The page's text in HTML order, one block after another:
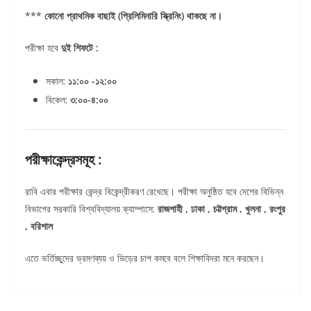
*** কোনো প্রাথমিক বাছাই (প্রিলিমিনারি স্ক্রিনিং) থাকছে না।
পরীক্ষা হবে দুই শিফটে :
সকাল: ১১:০০ -১২:০০
বিকেল: ৩:০০-৪:০০
পরীক্ষাকেন্দ্রসমূহ :
রাবি এবার পরীক্ষার কেন্দ্র বিকেন্দ্রীকরণ রেখেছে। পরীক্ষা অনুষ্ঠিত হবে দেশের বিভিন্ন
বিভাগের সরকারি বিশ্ববিদ্যালয় ক্যাম্পাসে: রাজশাহী , ঢাকা , চট্টগ্রাম , খুলনা , রংপুর
, বরিশাল
এতে ভর্তিচ্ছুদের ভ্রমণব্যয় ও ভিড়ের চাপ কমবে বলে শিক্ষাবিদরা মনে করছেন।